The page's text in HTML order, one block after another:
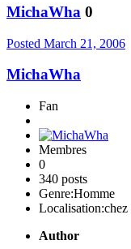
MichaWha 0
Posted March 21, 2006
MichaWha
Fan
Membres
0
340 posts
Genre:Homme
Localisation:chez
Author